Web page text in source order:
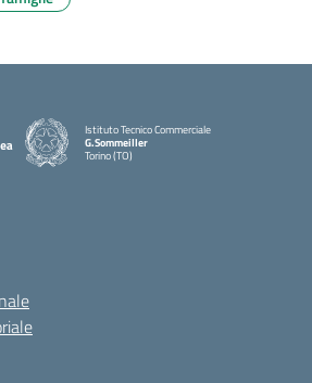
Istituto Tecnico Commerciale
G.Sommeiller
Torino (TO)